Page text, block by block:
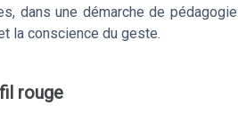
dans une démarche de pédagogie
la conscience du geste.
rouge